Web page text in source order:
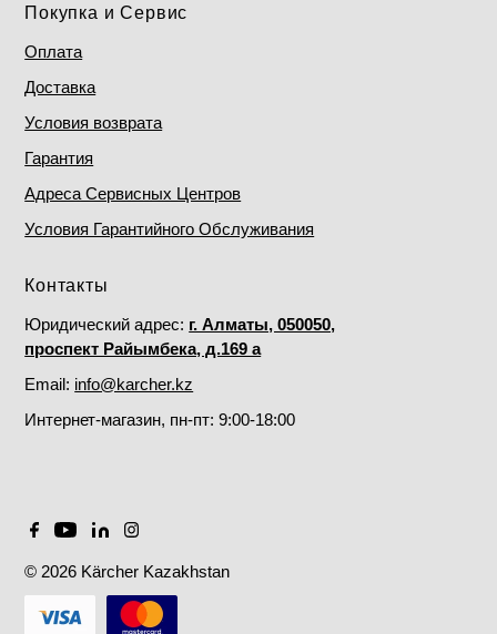
Покупка и Сервис
Оплата
Доставка
Условия возврата
Гарантия
Адреса Сервисных Центров
Условия Гарантийного Обслуживания
Контакты
Юридический адрес: г. Алматы, 050050,
проспект Райымбека, д.169 а
Email: info@karcher.kz
Интернет-магазин, пн-пт: 9:00-18:00
© 2026 Kärcher Kazakhstan